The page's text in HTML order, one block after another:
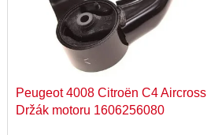
Peugeot 4008 Citroën C4 Aircross
Držák motoru 1606256080